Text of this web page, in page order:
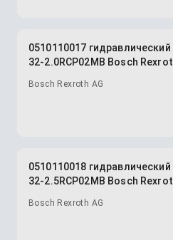
0510110017
32-2.0RCP02MB Bosch
Bosch Rexroth AG
0510110018
32-2.5RCP02MB Bosch
Bosch Rexroth AG